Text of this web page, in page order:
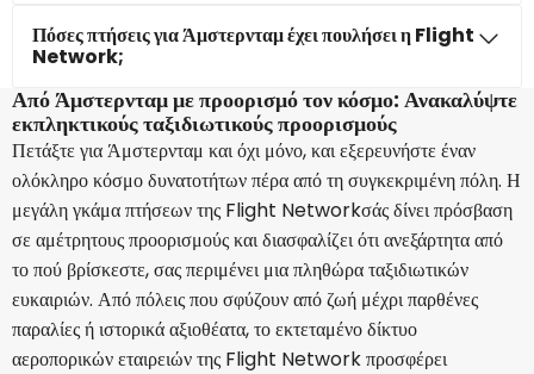
Πόσες πτήσεις για Άμστερνταμ έχει πουλήσει η Flight
Network;
Από Άμστερνταμ με προορισμό τον κόσμο: Ανακαλύψτε
εκπληκτικούς ταξιδιωτικούς προορισμούς
Πετάξτε για Άμστερνταμ και όχι μόνο, και εξερευνήστε έναν
ολόκληρο κόσμο δυνατοτήτων πέρα από τη συγκεκριμένη πόλη. Η
μεγάλη γκάμα πτήσεων της Flight Networkσάς δίνει πρόσβαση
σε αμέτρητους προορισμούς και διασφαλίζει ότι ανεξάρτητα από
το πού βρίσκεστε, σας περιμένει μια πληθώρα ταξιδιωτικών
ευκαιριών. Από πόλεις που σφύζουν από ζωή μέχρι παρθένες
παραλίες ή ιστορικά αξιοθέατα, το εκτεταμένο δίκτυο
αεροπορικών εταιρειών της Flight Network προσφέρει